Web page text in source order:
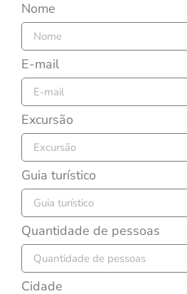
Nome
E-mail
Excursão
Guia turístico
Quantidade de pessoas
Cidade